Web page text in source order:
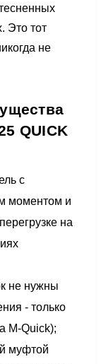
Это тот
не
QUICK
с
моментом и
на
не нужны
- только
M-Quick);
муфтой